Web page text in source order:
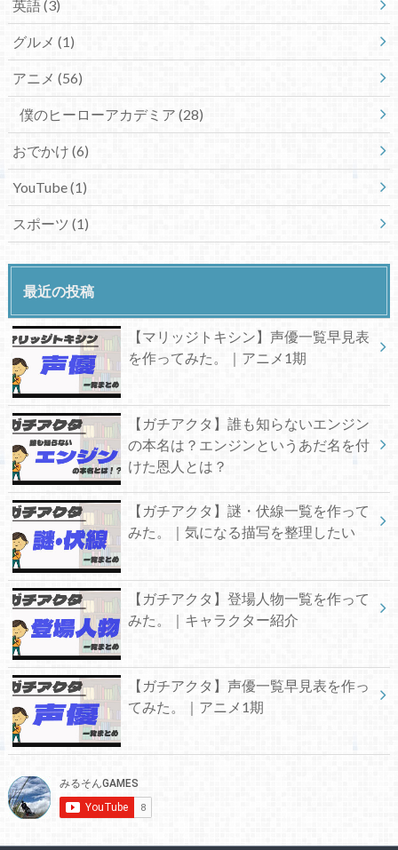
英語(3)
グルメ (1)
アニメ (56)
僕のヒーローアカデミア (28)
おでかけ (6)
YouTube(1)
スポーツ (1)
最近の投稿
【マリッジトキシン】声優一覧早見表
を作ってみた。｜アニメ1期
【ガチアクタ】誰も知らないエンジン
の本名は？エンジンというあだ名を付
けた恩人とは？
【ガチアクタ】謎・伏線一覧を作って
みた。｜気になる描写を整理したい
【ガチアクタ】登場人物一覧を作って
みた。｜キャラクター紹介
【ガチアクタ】声優一覧早見表を作っ
てみた。｜アニメ1期